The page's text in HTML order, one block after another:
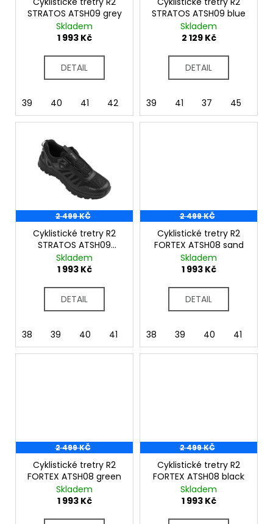
STRATOS ATSH09 grey
Skladem
1 993 Kč
DETAIL
39 40 41 42 43 44 45 46
STRATOS ATSH09 blue
Skladem
2 129 Kč
DETAIL
39 41 37 45
2 499 KČ
Cyklistické tretry R2
STRATOS ATSH09
black
Skladem
1 993 Kč
DETAIL
38 39 40 41 42 37 43
2 499 KČ
Cyklistické tretry R2
FORTEX ATSH08 sand
Skladem
1 993 Kč
DETAIL
38 39 40 41
2 499 KČ
Cyklistické tretry R2
FORTEX ATSH08 green
Skladem
1 993 Kč
2 499 KČ
Cyklistické tretry R2
FORTEX ATSH08 black
Skladem
1 993 Kč